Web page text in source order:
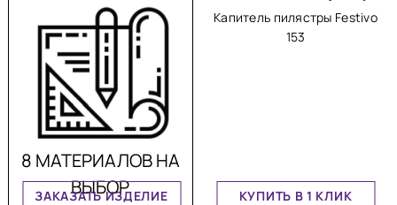
8 МАТЕРИАЛОВ НА
ВЫБОР
ЗАКАЗАТЬ ИЗДЕЛИЕ
Капитель пилястры Festivo
153
КУПИТЬ В 1 КЛИК